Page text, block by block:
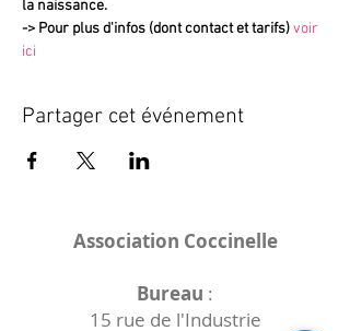
la naissance.
-> Pour plus d'infos (dont contact et tarifs)voir
ici
Partager cet événement
Association Coccinelle
Bureau :
15 rue de l'Industrie